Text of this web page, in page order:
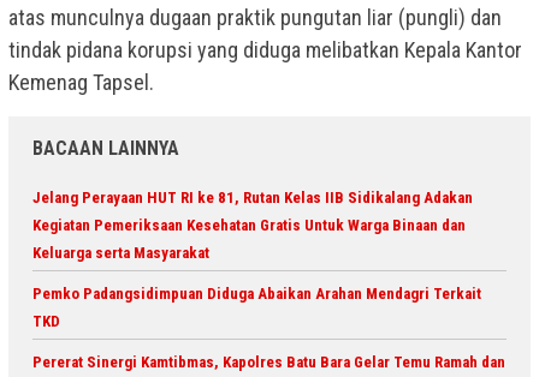
atas munculnya dugaan praktik pungutan liar (pungli) dan
tindak pidana korupsi yang diduga melibatkan Kepala Kantor
Kemenag Tapsel.
BACAAN LAINNYA
Jelang Perayaan HUT RI ke 81, Rutan Kelas IIB Sidikalang Adakan
Kegiatan Pemeriksaan Kesehatan Gratis Untuk Warga Binaan dan
Keluarga serta Masyarakat
Pemko Padangsidimpuan Diduga Abaikan Arahan Mendagri Terkait
TKD
Pererat Sinergi Kamtibmas, Kapolres Batu Bara Gelar Temu Ramah dan